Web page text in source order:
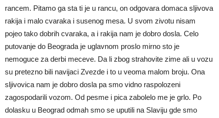
rancem. Pitamo ga sta ti je u rancu, on odgovara domaca sljivova
rakija i malo cvaraka i susenog mesa. U svom zivotu nisam
pojeo tako dobrih cvaraka, a i rakija nam je dobro dosla. Celo
putovanje do Beograda je uglavnom proslo mirno sto je
nemoguce za derbi meceve. Da li zbog strahovite zime ali u vozu
su pretezno bili navijaci Zvezde i to u veoma malom broju. Ona
sljivovica nam je dobro dosla pa smo vidno raspolozeni
zagospodarili vozom. Od pesme i pica zabolelo me je grlo. Po
dolasku u Beograd odmah smo se uputili na Slaviju gde smo